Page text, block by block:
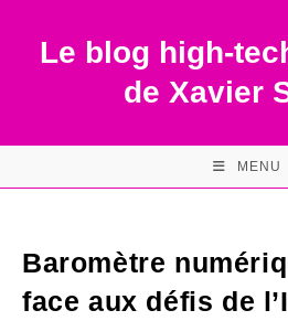
contentLe blog high-
de Xavier
MENU
Baromètre
face aux défis de